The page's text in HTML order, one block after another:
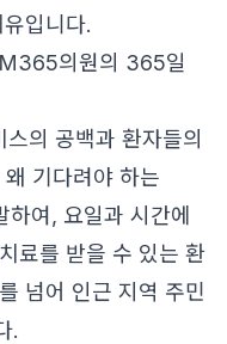
입니다.
의원의 365일
의 공백과 환자들의
기다려야 하는
여, 요일과 시간에
료를 받을 수 있는 환
넘어 인근 지역 주민
.